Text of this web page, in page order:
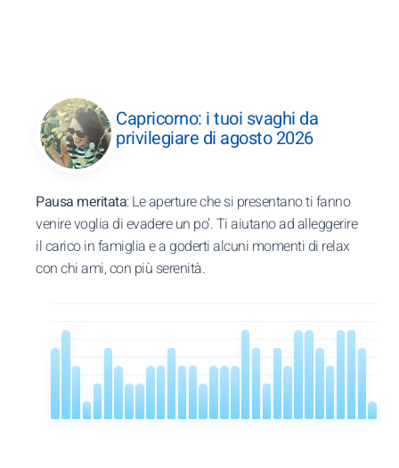
Capricorno: i tuoi svaghi da
privilegiare di agosto 2026
Pausa meritata: Le aperture che si presentano ti fanno
venire voglia di evadere un po’. Ti aiutano ad alleggerire
il carico in famiglia e a goderti alcuni momenti di relax
con chi ami, con più serenità.